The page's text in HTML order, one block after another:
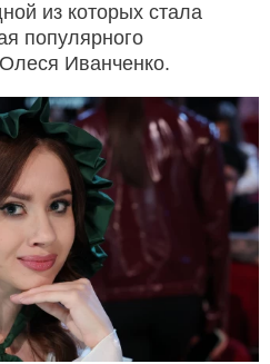
из которых стала
популярного
Иванченко.